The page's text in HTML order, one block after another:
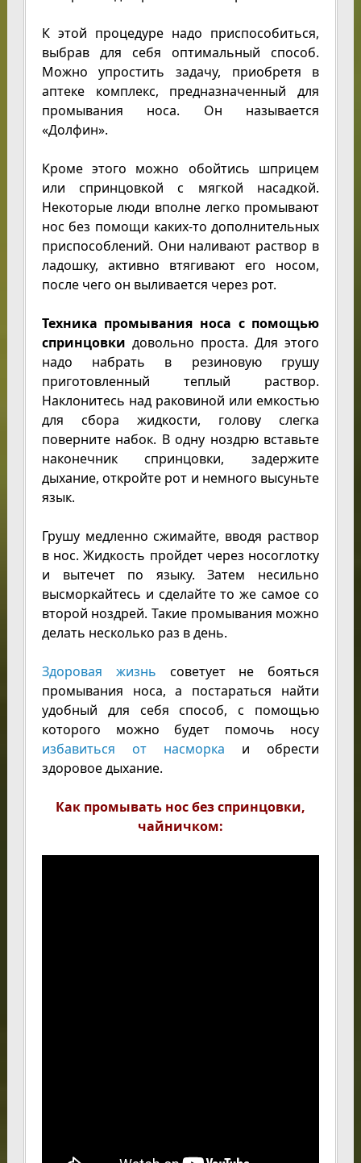
К этой процедуре надо приспособиться,
выбрав для себя оптимальный способ.
Можно упростить задачу, приобретя в
аптеке комплекс, предназначенный для
промывания носа. Он называется
«Долфин».
Кроме этого можно обойтись шприцем
или спринцовкой с мягкой насадкой.
Некоторые люди вполне легко промывают
нос без помощи каких-то дополнительных
приспособлений. Они наливают раствор в
ладошку, активно втягивают его носом,
после чего он выливается через рот.
Техника промывания носа с помощью
спринцовки довольно проста. Для этого
надо набрать в резиновую грушу
приготовленный теплый раствор.
Наклонитесь над раковиной или емкостью
для сбора жидкости, голову слегка
поверните набок. В одну ноздрю вставьте
наконечник спринцовки, задержите
дыхание, откройте рот и немного высуньте
язык.
Грушу медленно сжимайте, вводя раствор
в нос. Жидкость пройдет через носоглотку
и вытечет по языку. Затем несильно
высморкайтесь и сделайте то же самое со
второй ноздрей. Такие промывания можно
делать несколько раз в день.
Здоровая жизнь советует не бояться
промывания носа, а постараться найти
удобный для себя способ, с помощью
которого можно будет помочь носу
избавиться от насморка и обрести
здоровое дыхание.
Как промывать нос без спринцовки,
чайничком: